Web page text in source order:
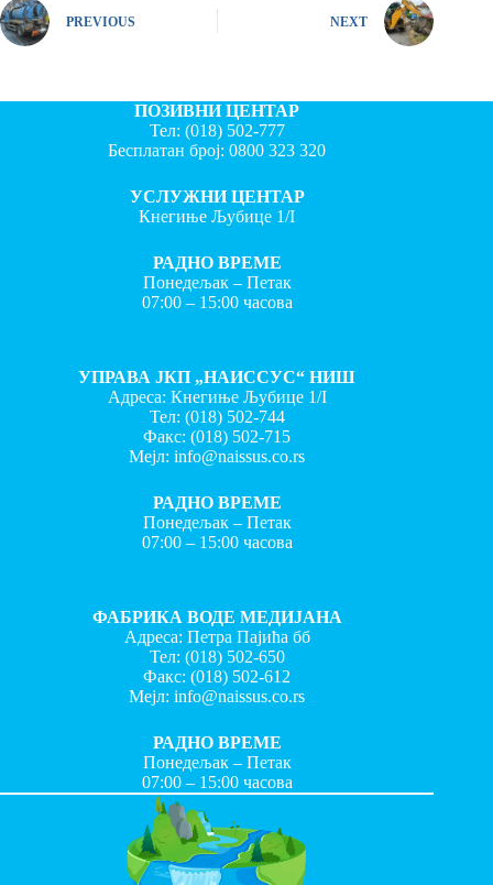
PREVIOUS NEXT
ПОЗИВНИ ЦЕНТАР
Тел: (018) 502-777
Бесплатан број:0800 323 320
УСЛУЖНИ ЦЕНТАР
Кнегиње Љубице 1/I
РАДНО ВРЕМЕ
Понедељак – Петак
07:00 – 15:00 часова
УПРАВА ЈКП „НАИССУС“ НИШ
Адреса: Кнегиње Љубице 1/I
Тел: (018) 502-744
Факс:(018) 502-715
Мејл:info@naissus.co.rs
РАДНО ВРЕМЕ
Понедељак – Петак
07:00 – 15:00 часова
ФАБРИКА ВОДЕ МЕДИЈАНА
Адреса: Петра Пајића бб
Тел: (018) 502-650
Факс:(018) 502-612
Мејл:info@naissus.co.rs
РАДНО ВРЕМЕ
Понедељак – Петак
07:00 – 15:00 часова